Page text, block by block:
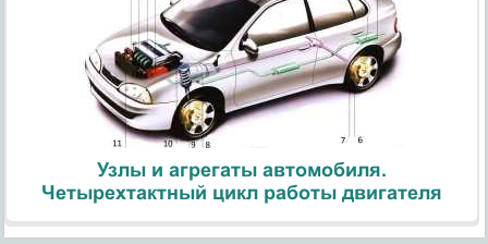
Узлы и агрегаты автомобиля.
Четырехтактный цикл работы двигателя